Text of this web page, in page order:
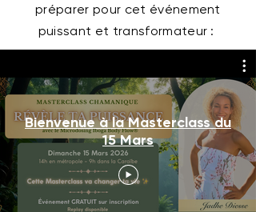
préparer pour cet événement
puissant et transformateur :
Bienvenue à la Masterclass du
15 Mars